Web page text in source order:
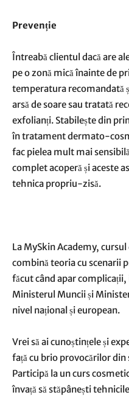
Prevenție
Întreabă clientul dacă are
pe o zonă mică înainte de
temperatura recomandată
arsă de soare sau tratată
exfolianți. Stabilește din
în tratament dermato-
fac pielea mult mai
complet acoperă și aceste
tehnica propriu-zisă.
La MySkin Academy, cursul
combină teoria cu scenarii
făcut când apar
Ministerul Muncii și
nivel național și european.
Vrei să ai cunoștințele și
față cu brio provocărilor
Participă la un curs
învață să stăpânești